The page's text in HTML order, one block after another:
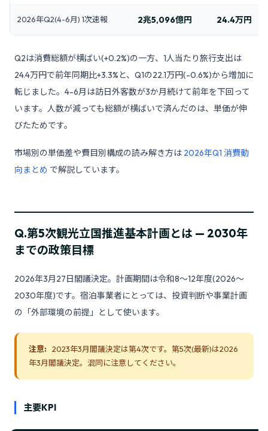
2026年Q2(4-6月) 1次速報 2兆5,096億円 24.4万円
Q2は消費総額が横ばい(+0.2%)の一方、1人当たり旅行支出は
24.4万円で前年同期比+3.3%と、Q1の22.1万円(-0.6%)から増加に
転じました。4-6月は訪日外客数が3か月続けて前年を下回って
います。人数が減っても総額が横ばいで済んだのは、単価が伸
びたためです。
市場別の単価差や費目別構成の読み解き方は 2026年Q1 消費動
向まとめ で解説しています。
Q.第5次観光立国推進基本計画とは — 2030年
までの政策目標
2026年3月27日閣議決定。計画期間は令和8〜12年度(2026〜
2030年度)です。宿泊事業者にとっては、投資判断や事業計画
の「外部環境の前提」として使います。
注意:
2023年3月閣議決定は第4次です。第5次(最新)は2026
年3月閣議決定。混同に注意してください。
主要KPI